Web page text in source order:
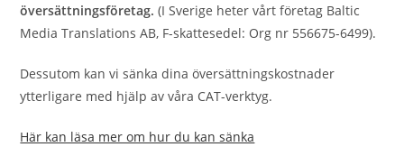
översättningsföretag. (I Sverige heter vårt företag Baltic
Media Translations AB, F-skattesedel: Org nr 556675-6499).
Dessutom kan vi sänka dina översättningskostnader
ytterligare med hjälp av våra CAT-verktyg.
Här kan läsa mer om hur du kan sänka